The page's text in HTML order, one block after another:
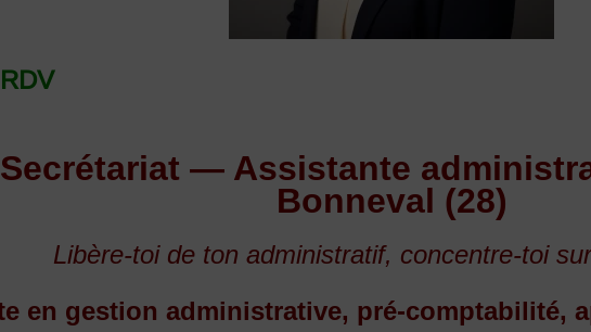
— Assistante
Bonneval (28)
Libère-toi de ton administratif, concentre-toi
en gestion administrative, pré-comptabilité,